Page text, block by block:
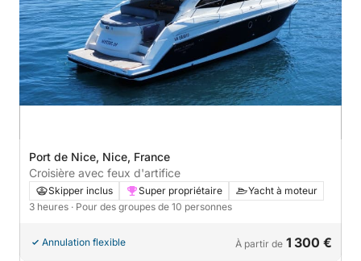
Port de Nice, Nice, France
Croisière avec feux d'artifice
Skipper inclus Super propriétaire
Yacht à moteur
3 heures · Pour des groupes de 10 personnes
Annulation flexible À partir de 1 300 €